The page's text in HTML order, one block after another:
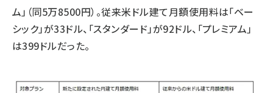
ム」（同5万8500円）。従来米ドル建て月額使用料は「ベー
シック」が33ドル、「スタンダード」が92ドル、「プレミアム」
は399ドルだった。